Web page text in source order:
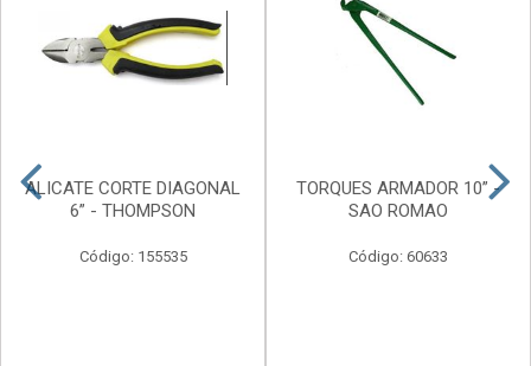
ALICATE CORTE DIAGONAL
6” - THOMPSON
Código: 155535
TORQUES ARMADOR 10” -
SAO ROMAO
Código: 60633